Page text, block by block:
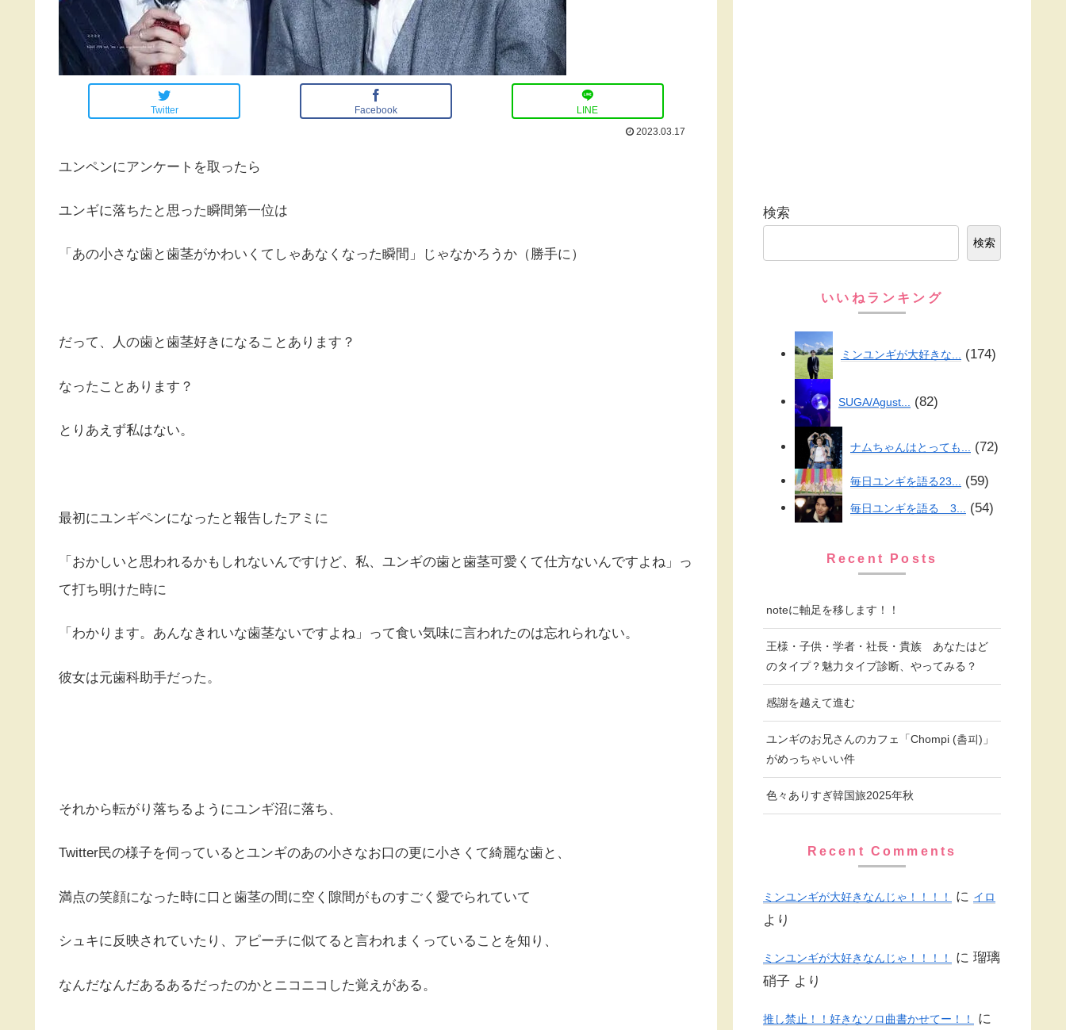
Twitter Facebook
LINE
2023.03.17
ユンペンにアンケートを取ったら
ユンギに落ちたと思った瞬間第一位は
「あの小さな歯と歯茎がかわいくてしゃあなくなった瞬間」じゃなかろうか（勝手に）
だって、人の歯と歯茎好きになることあります？
なったことあります？
とりあえず私はない。
最初にユンギペンになったと報告したアミに
「おかしいと思われるかもしれないんですけど、私、ユンギの歯と歯茎可愛くて仕方ないんですよね」っ
て打ち明けた時に
「わかります。あんなきれいな歯茎ないですよね」って食い気味に言われたのは忘れられない。
彼女は元歯科助手だった。
それから転がり落ちるようにユンギ沼に落ち、
Twitter民の様子を伺っているとユンギのあの小さなお口の更に小さくて綺麗な歯と、
満点の笑顔になった時に口と歯茎の間に空く隙間がものすごく愛でられていて
シュキに反映されていたり、アピーチに似てると言われまくっていることを知り、
なんだなんだあるあるだったのかとニコニコした覚えがある。
検索
検索
いいねランキング
ミンユンギが大好きな... 174
SUGA/Agust... 82
ナムちゃんはとっても... 72
毎日ユンギを語る23... 59
毎日ユンギを語る 3... 54
Recent Posts
noteに軸足を移します！！
王様・子供・学者・社長・貴族 あなたはど
のタイプ？魅力タイプ診断、やってみる？
感謝を越えて進む
ユンギのお兄さんのカフェ「Chompi (촘피)」
がめっちゃいい件
色々ありすぎ韓国旅2025年秋
Recent Comments
ミンユンギが大好きなんじゃ！！！！ に イロ
より
ミンユンギが大好きなんじゃ！！！！ に 瑠璃
硝子 より
推し禁止！！好きなソロ曲書かせてー！！ に